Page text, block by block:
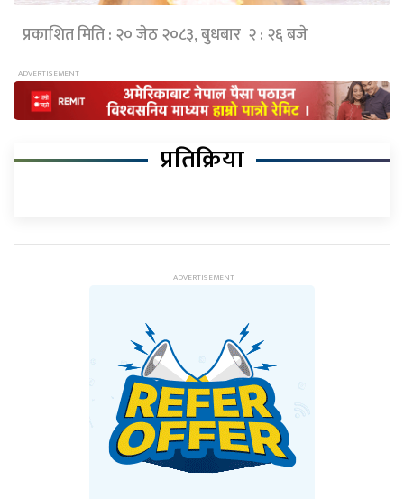
प्रकाशित मिति : २० जेठ २०८३, बुधबार २ : २६ बजे
प्रतिक्रिया